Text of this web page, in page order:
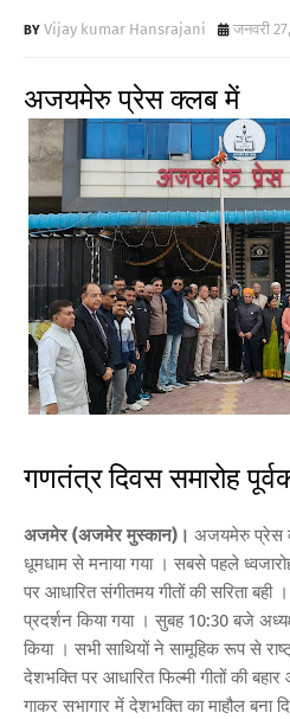
Vijay kumar Hansrajani जनवरी
अजयमेरु प्रेस क्लब में
गणतंत्र दिवस समारोह
अजमेर (अजमेर मुस्कान)। अजयमेरु प्रेस
धूमधाम से मनाया गया । सबसे पहले
पर आधारित संगीतमय गीतों की सरिता बही
प्रदर्शन किया गया । सुबह 10:30 बजे
किया । सभी साथियों ने सामूहिक रूप से
देशभक्ति पर आधारित फिल्मी गीतों की
गाकर सभागार में देशभक्ति का माहौल बना